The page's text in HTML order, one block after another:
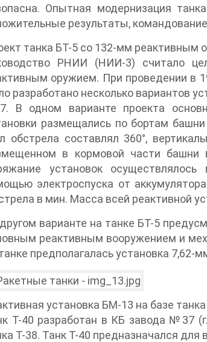
Опытная модернизация
результаты,
танка БТ-5 со 132-мм реактивным
РНИИ (НИИ-3) считало
оружием. При проведении в
разработано несколько вариантов
В одном варианте проекта
размещались по бортам
обстрела составлял 360°,
в кормовой части башни
установок
электроспуска от
в мин. Масса всей реактивной
варианте на танке БТ-5
реактивным вооружением и
предполагалась установка 7,62-
установка БМ-13 на базе
Т-40 разработан в КБ завода №37
Т-38. Танк Т-40 предназначался для